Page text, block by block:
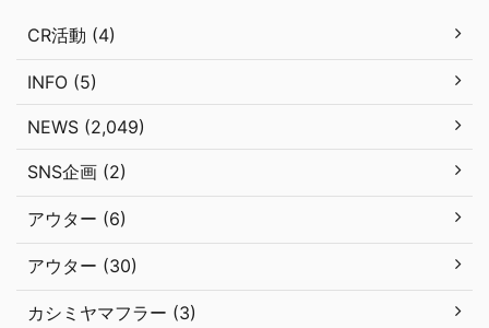
CR活動 (4)
INFO (5)
NEWS (2,049)
SNS企画 (2)
アウター (6)
アウター (30)
カシミヤマフラー (3)